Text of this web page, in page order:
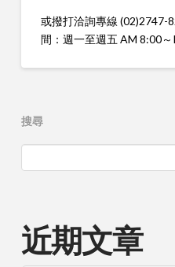
或撥打洽詢專線 (02)2747-
間：週一至週五 AM 8:00
搜尋
近期文章